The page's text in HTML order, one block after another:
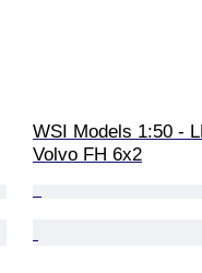
WSI Models 1:50 -
Volvo FH 6x2